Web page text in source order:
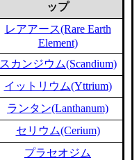
ップ
レアアース(Rare Earth
Element)
スカンジウム(Scandium)
イットリウム(Yttrium)
ランタン(Lanthanum)
セリウム(Cerium)
プラセオジム